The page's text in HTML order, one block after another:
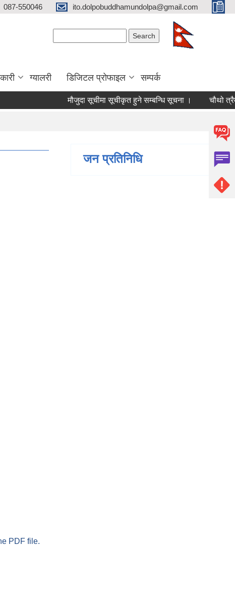
087-550046 ito.dolpobuddhamundolpa@gmail.com
ग्यालरी डिजिटल प्रोफाइल सम्पर्क
मौजुदा सूचीमा सूचीकृत हुने सम्बन्धि सूचना । चौथो
PDF file.
जन प्रतिनिधि